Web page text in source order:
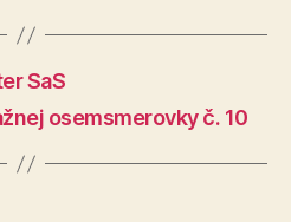
SaS
osemsmerovky č. 10